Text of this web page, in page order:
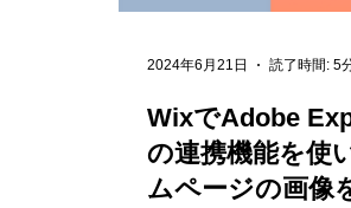
WixでAdobe
の連携機能を使
ムページの画像
2024年6月21日 読了時間: 5